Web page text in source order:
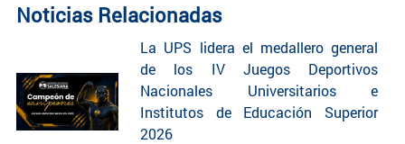
Noticias Relacionadas
La UPS lidera el medallero general
de los IV Juegos Deportivos
Nacionales Universitarios e
Institutos de Educación Superior
2026